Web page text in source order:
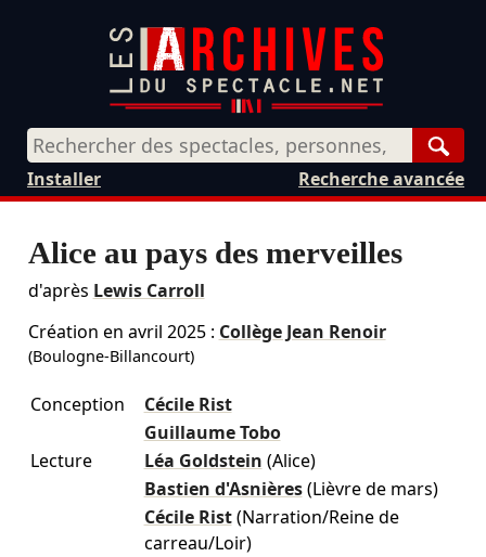
Recherche avancée
Installer
Alice au pays des merveilles
d'après Lewis Carroll
Création en avril 2025: Collège Jean Renoir
(Boulogne-Billancourt)
Conception
Cécile Rist
Guillaume Tobo
Lecture
Léa Goldstein (Alice)
Bastien d'Asnières (Lièvre de mars)
Cécile Rist (Narration/Reine de
carreau/Loir)